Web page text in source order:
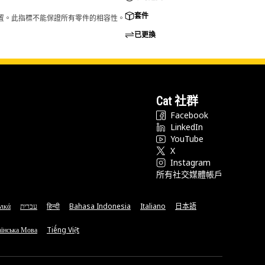
此指標不能保證所有零件的相容性。
套件
已更換
Cat 社群
Facebook
LinkedIn
YouTube
X
Instagram
所有社交媒體帳戶
עברית हिन्दी Bahasa Indonesia Italiano 日本語
Мова Tiếng Việt